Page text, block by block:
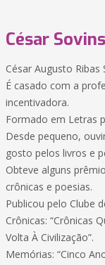
César
César Augusto
É casado com a
incentivadora.
Formado em Letras
Desde pequeno,
gosto pelos livros e
Obteve alguns
crônicas e poesias.
Publicou pelo Clube
Crônicas: “Crônicas
Volta À Civilização”.
Memórias: “Cinco